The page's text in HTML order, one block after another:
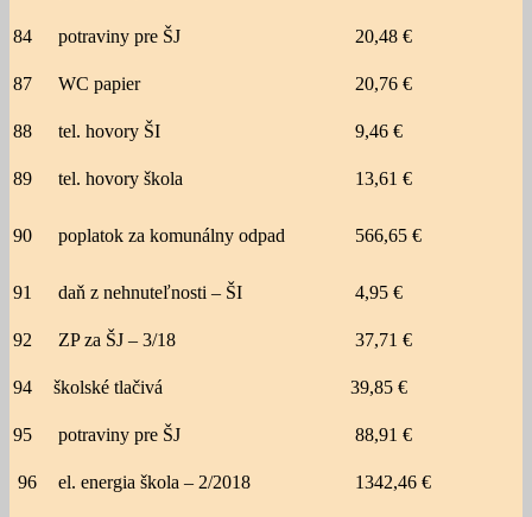
84 potraviny pre ŠJ 20,48 €
87 WC papier 20,76 €
88 tel. hovory ŠI 9,46 €
89 tel. hovory škola 13,61 €
90 poplatok za komunálny odpad 566,65 €
91 daň z nehnuteľnosti – ŠI 4,95 €
92 ZP za ŠJ – 3/18 37,71 €
94 školské tlačivá 39,85 €
95 potraviny pre ŠJ 88,91 €
96 el. energia škola – 2/2018 1342,46 €